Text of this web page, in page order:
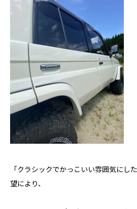
「クラシックでかっこいい雰囲気にし
望により、